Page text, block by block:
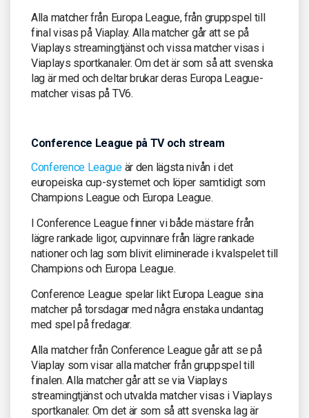
Alla matcher från Europa League, från gruppspel till
final visas på Viaplay. Alla matcher går att se på
Viaplays streamingtjänst och vissa matcher visas i
Viaplays sportkanaler. Om det är som så att svenska
lag är med och deltar brukar deras Europa League-
matcher visas på TV6.
Conference League på TV och stream
Conference Leagueär den lägsta nivån i det
europeiska cup-systemet och löper samtidigt som
Champions League och Europa League.
I Conference League finner vi både mästare från
lägre rankade ligor, cupvinnare från lägre rankade
nationer och lag som blivit eliminerade i kvalspelet till
Champions och Europa League.
Conference League spelar likt Europa League sina
matcher på torsdagar med några enstaka undantag
med spel på fredagar.
Alla matcher från Conference League går att se på
Viaplay som visar alla matcher från gruppspel till
finalen. Alla matcher går att se via Viaplays
streamingtjänst och utvalda matcher visas i Viaplays
sportkanaler. Om det är som så att svenska lag är